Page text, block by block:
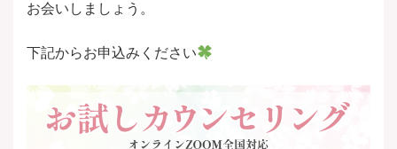
お会いしましょう。
下記からお申込みください